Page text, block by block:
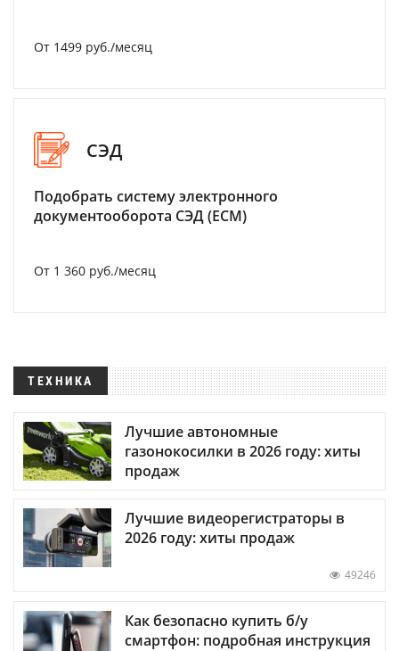
От 1499 руб./месяц
СЭД
Подобрать систему электронного
документооборота СЭД (ECM)
От 1 360 руб./месяц
ТЕХНИКА
Лучшие автономные
газонокосилки в 2026 году: хиты
продаж
Лучшие видеорегистраторы в
2026 году: хиты продаж
49246
Как безопасно купить б/у
смартфон: подробная инструкция